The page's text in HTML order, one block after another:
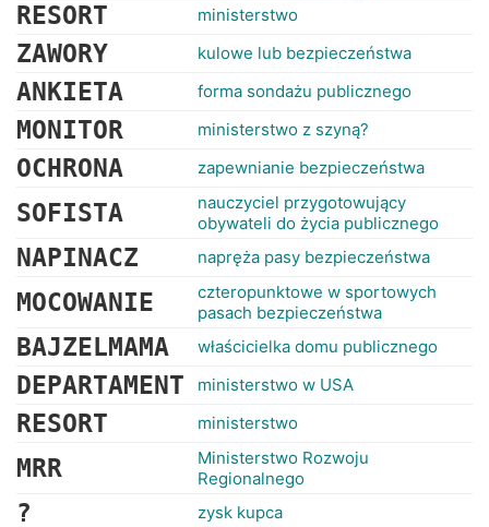
RESORT ministerstwo
ZAWORY kulowe lub bezpieczeństwa
ANKIETA forma sondażu publicznego
MONITOR ministerstwo z szyną?
OCHRONA zapewnianie bezpieczeństwa
SOFISTA
nauczyciel przygotowujący
obywateli do życia publicznego
NAPINACZ napręża pasy bezpieczeństwa
MOCOWANIE
czteropunktowe w sportowych
pasach bezpieczeństwa
BAJZELMAMA właścicielka domu publicznego
DEPARTAMENT ministerstwo w USA
RESORT ministerstwo
MRR
Ministerstwo Rozwoju
Regionalnego
? zysk kupca